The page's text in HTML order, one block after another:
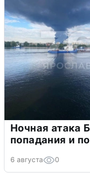
Ночная атака
попадания и
6 августа 0